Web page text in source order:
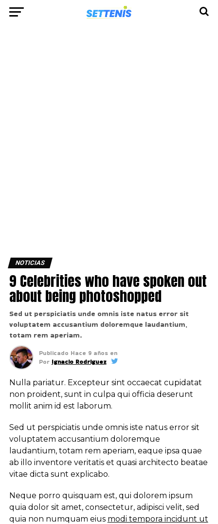
NOTICIAS
9 Celebrities who have spoken out
about being photoshopped
Sed ut perspiciatis unde omnis iste natus error sit
voluptatem accusantium doloremque laudantium,
totam rem aperiam.
Publicado Hace 9 años en
Por Ignacio Rodriguez
Nulla pariatur. Excepteur sint occaecat cupidatat
non proident, sunt in culpa qui officia deserunt
mollit anim id est laborum.
Sed ut perspiciatis unde omnis iste natus error sit
voluptatem accusantium doloremque
laudantium, totam rem aperiam, eaque ipsa quae
ab illo inventore veritatis et quasi architecto beatae
vitae dicta sunt explicabo.
Neque porro quisquam est, qui dolorem ipsum
quia dolor sit amet, consectetur, adipisci velit, sed
quia non numquam eius modi tempora incidunt ut